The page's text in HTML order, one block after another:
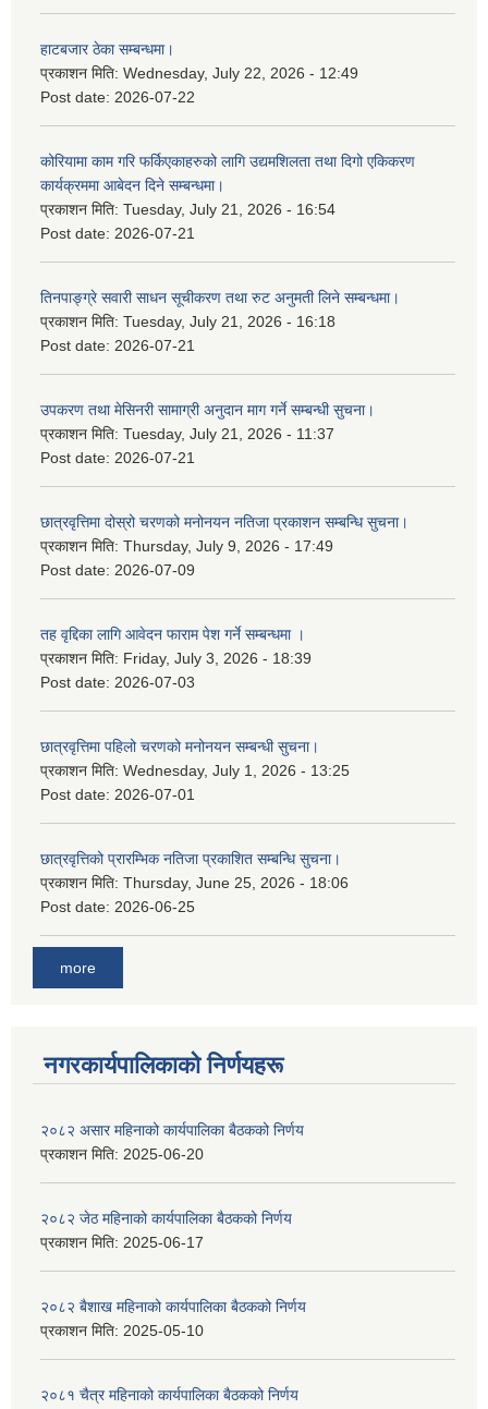
हाटबजार ठेका सम्बन्धमा।
प्रकाशन मिति: Wednesday, July 22, 2026 - 12:49
Post date: 2026-07-22
कोरियामा काम गरि फर्किएकाहरुको लागि उद्यमशिलता तथा दिगो एकिकरण
कार्यक्रममा आबेदन दिने सम्बन्धमा।
प्रकाशन मिति: Tuesday, July 21, 2026 - 16:54
Post date: 2026-07-21
तिनपाङ्ग्रे सवारी साधन सूचीकरण तथा रुट अनुमती लिने सम्बन्धमा।
प्रकाशन मिति: Tuesday, July 21, 2026 - 16:18
Post date: 2026-07-21
उपकरण तथा मेसिनरी सामाग्री अनुदान माग गर्ने सम्बन्धी सुचना।
प्रकाशन मिति: Tuesday, July 21, 2026 - 11:37
Post date: 2026-07-21
छात्रवृत्तिमा दोस्रो चरणको मनोनयन नतिजा प्रकाशन सम्बन्धि सुचना।
प्रकाशन मिति: Thursday, July 9, 2026 - 17:49
Post date: 2026-07-09
तह वृद्दिका लागि आवेदन फाराम पेश गर्ने सम्बन्धमा ।
प्रकाशन मिति: Friday, July 3, 2026 - 18:39
Post date: 2026-07-03
छात्रवृत्तिमा पहिलो चरणको मनोनयन सम्बन्धी सुचना।
प्रकाशन मिति: Wednesday, July 1, 2026 - 13:25
Post date: 2026-07-01
छात्रवृत्तिको प्रारम्भिक नतिजा प्रकाशित सम्बन्धि सुचना।
प्रकाशन मिति: Thursday, June 25, 2026 - 18:06
Post date: 2026-06-25
more
नगरकार्यपालिकाकाे निर्णयहरू
२०८२ असार महिनाको कार्यपालिका बैठकको निर्णय
प्रकाशन मिति: 2025-06-20
२०८२ जेठ महिनाको कार्यपालिका बैठकको निर्णय
प्रकाशन मिति: 2025-06-17
२०८२ बैशाख महिनाको कार्यपालिका बैठकको निर्णय
प्रकाशन मिति: 2025-05-10
२०८१ चैत्र महिनाको कार्यपालिका बैठकको निर्णय